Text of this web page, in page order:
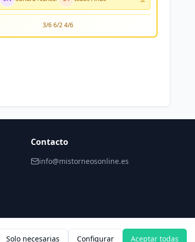
Solo necesarias Configurar Aceptar todas
3/6 6/2 4/6
Contacto
info@mistorneosonline.es